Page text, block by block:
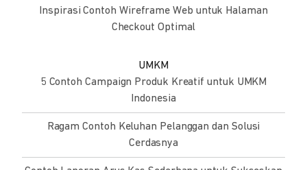
Inspirasi Contoh Wireframe Web untuk Halaman
Checkout Optimal
UMKM
5 Contoh Campaign Produk Kreatif untuk UMKM
Indonesia
Ragam Contoh Keluhan Pelanggan dan Solusi
Cerdasnya